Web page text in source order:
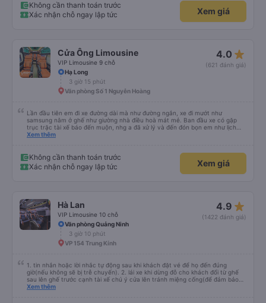
Không cần thanh toán trước
Xác nhận chỗ ngay lập tức
Xem giá
Cửa Ông Limousine
VIP Limousine 9 chỗ
4.0 star_rate
(621 đánh giá)
Hạ Long
3 giờ 15 phút
Văn phòng Số 1 Nguyễn Hoàng
Lần đầu tiên em đi xe đường dài mà như đường ngắn, xe đi mướt như
samsung nằm ở ghế như giường nhà điều hoà mát mẻ. Ban đầu xe có gặp
trục trặc tài xế báo đến muộn, nhg a đã xử lý và đến đón bọn em như lịch
trên hệ thống. Anh tài xế Văn Sĩ quá vui tính và nhiệt tình, trời mưa gió đã
Xem thêm
Không cần thanh toán trước
Xác nhận chỗ ngay lập tức
Xem giá
Hà Lan
VIP Limousine 10 chỗ
4.9 star_rate
(1422 đánh giá)
Văn phòng Quảng Ninh
3 giờ 10 phút
VP 154 Trung Kính
1. tin nhắn hoặc lời nhắc tự động sau khi khách đặt vé để họ đến đúng
giờ(nếu không sẽ bị trễ chuyến). 2. lái xe khi dừng đỗ cho khách đổi từ ghế
sau lên ghế trước cạnh tài xế chú ý cửa lên tránh miệng cống(để đảm bảo
an toàn cho khách- tại HN: miệng cống bằng sắt chữ nhật dạng ô lưới, cửa
Xem thêm